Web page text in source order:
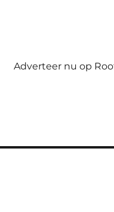
Adverteer nu op